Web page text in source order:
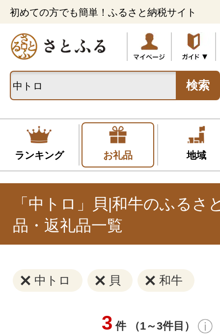
初めての方でも簡単！ふるさと納税サイト
検索
ランキング お礼品 地域
「中トロ」貝|和牛のふるさ
品・返礼品一覧
中トロ 貝 和牛
3 件 （1～3件目）